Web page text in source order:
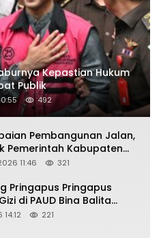
Kepastian Hukum
Publik
492
Pembangunan Jalan,
Pemerintah Kabupaten
Warganet
11:46 321
Pringapus Pringapus
di PAUD Bina Balita
Nasional 2026
221